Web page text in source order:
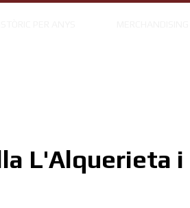
L'Alquerieta